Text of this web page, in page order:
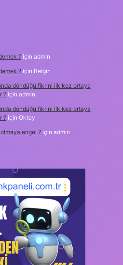
?için admin
?için Belgin
döndüğü fikrini ilk kez ortaya
?için admin
döndüğü fikrini ilk kez ortaya
?için Oktay
engel ?için admin